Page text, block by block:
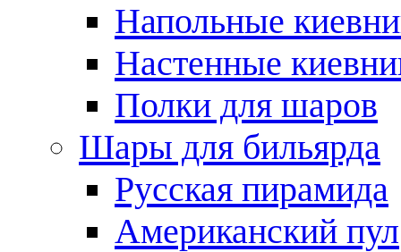
Напольные
Настенные
Полки для шаров
Шары для бильярда
Русская пирамида
Американский пул